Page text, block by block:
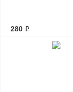
280 ₽